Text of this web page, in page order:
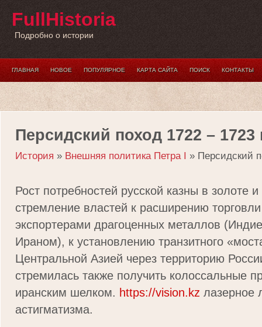
FullHistoria
Подробно о истории
ГЛАВНАЯ НОВОЕ ПОПУЛЯРНОЕ КАРТА САЙТА ПОИСК КОНТАКТЫ
Персидский поход 1722 – 1723
История » Внешняя политика Петра I » Персидский
Рост потребностей русской казны в золоте
стремление властей к расширению
экспортерами драгоценных металлов
Ираном), к установлению транзитного
Центральной Азией через территорию
стремилась также получить колоссальные
иранским шелком. https://vision.kz лазерное
астигматизма.